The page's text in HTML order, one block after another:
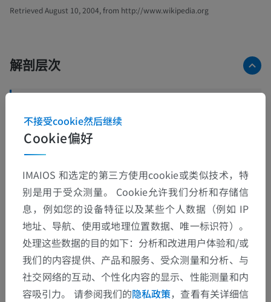
Retrieved August 10, 2004, from http://www.wikipedia.org
解剖层次
系统解剖学> 心血管系统
翻译
发现错误？
Cookie偏好
不接受cookie然后继续
IMAIOS 和选定的第三方使用cookie或类似技术，特
别是用于受众测量。 Cookie允许我们分析和存储信
息，例如您的设备特征以及某些个人数据（例如 IP
地址、导航、使用或地理位置数据、唯一标识符）。
处理这些数据的目的如下：分析和改进用户体验和/或
我们的内容提供、产品和服务、受众测量和分析、与
社交网络的互动、个性化内容的显示、性能测量和内
容吸引力。 请参阅我们的隐私政策，查看有关详细信